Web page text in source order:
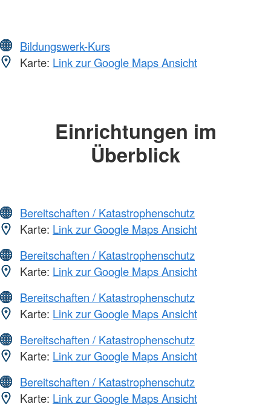
Bildungswerk-Kurs
Karte: Link zur Google Maps Ansicht
Einrichtungen im
Überblick
Bereitschaften / Katastrophenschutz
Karte: Link zur Google Maps Ansicht
Bereitschaften / Katastrophenschutz
Karte: Link zur Google Maps Ansicht
Bereitschaften / Katastrophenschutz
Karte: Link zur Google Maps Ansicht
Bereitschaften / Katastrophenschutz
Karte: Link zur Google Maps Ansicht
Bereitschaften / Katastrophenschutz
Karte: Link zur Google Maps Ansicht